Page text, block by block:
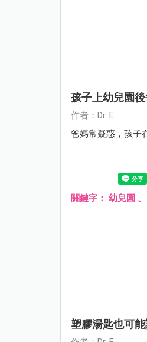
孩子上幼兒園
作者：Dr. E
爸媽常疑惑，孩子
關鍵字： 幼兒園 、
塑膠湯匙也可